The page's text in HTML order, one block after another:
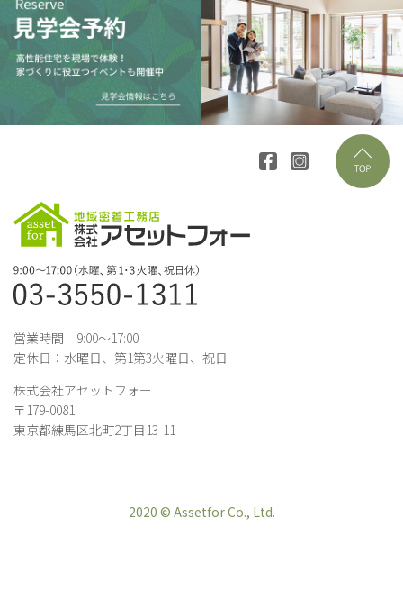
営業時間 9:00～17:00
定休日：水曜日、第1第3火曜日、祝日
株式会社アセットフォー
〒179-0081
東京都練馬区北町2丁目13-11
2020 © Assetfor Co., Ltd.